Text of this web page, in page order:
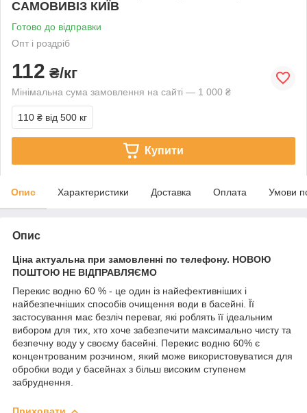
САМОВИВІЗ КИЇВ
Готово до відправки
Опт і роздріб
112 ₴/кг
Мінімальна сума замовлення на сайті — 1 000 ₴
110 ₴ від 500 кг
Купити
Опис Характеристики Доставка Оплата Умови
Опис
Ціна актуальна при замовленні по телефону. НОВОЮ
ПОШТОЮ НЕ ВІДПРАВЛЯЄМО
Перекис водню 60 % - це один із найефективніших і
найбезпечніших способів очищення води в басейні. Її
застосування має безліч переваг, які роблять її ідеальним
вибором для тих, хто хоче забезпечити максимально чисту та
безпечну воду у своєму басейні. Перекис водню 60% є
концентрованим розчином, який може використовуватися для
обробки води у басейнах з більш високим ступенем
забруднення.
Приховати